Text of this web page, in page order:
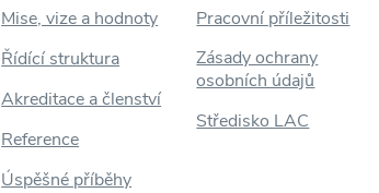
Mise, vize a hodnoty
Řídící struktura
Akreditace a členství
Reference
Úspěšné příběhy
Pracovní příležitosti
Zásady ochrany
osobních údajů
Středisko LAC